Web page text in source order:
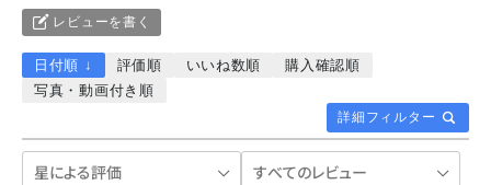
レビューを書く
詳細フィルター
日付順 ↓ 評価順 いいね数順
購入確認順
写真・動画付き順